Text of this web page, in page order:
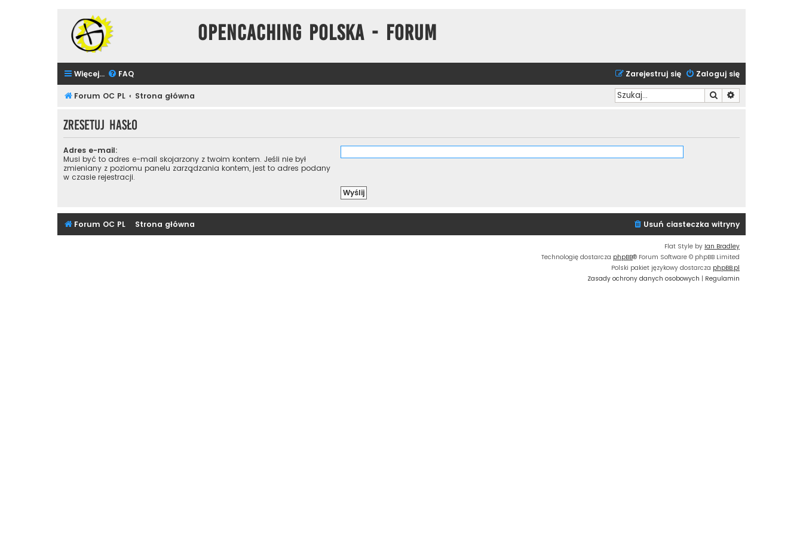
Opencaching Polska - Forum
Więcej… FAQ Zaloguj się
Zarejestruj się
Forum OC PL Strona główna Szukaj
Zresetuj hasło
Adres e-mail:
Musi być to adres e-mail skojarzony z twoim kontem. Jeśli nie był
zmieniany z poziomu panelu zarządzania kontem, jest to adres podany
w czasie rejestracji.
Forum OC PL Strona główna Usuń ciasteczka witryny
Flat Style by Ian Bradley
Technologię dostarcza phpBB® Forum Software © phpBB Limited
Polski pakiet językowy dostarcza phpBB.pl
Zasady ochrony danych osobowych | Regulamin